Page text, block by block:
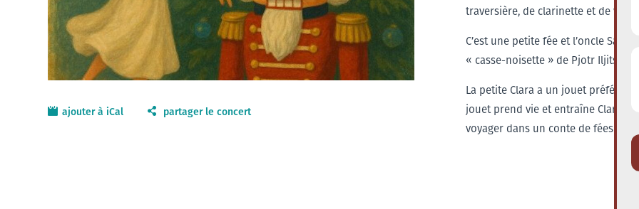
ajouter à iCal partager le concert
traversière, de clarinette et de
C’est une petite fée et l’oncle Sam
« casse-noisette » de Pjotr Iljitsch
La petite Clara a un jouet préféré :
jouet prend vie et entraîne Clara
voyager dans un conte de fées